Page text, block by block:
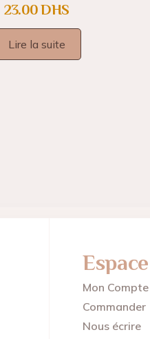
23.00DHS
Lire la suite
Mon Compte
Commander
Nous écrire